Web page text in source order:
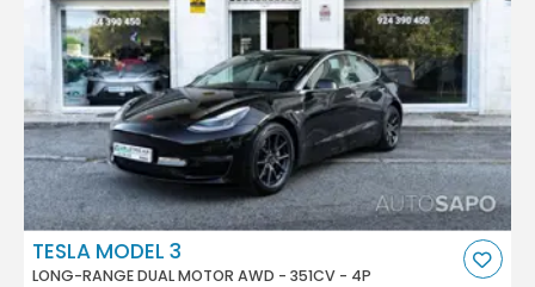
TESLA MODEL 3
LONG-RANGE DUAL MOTOR AWD - 351CV - 4P